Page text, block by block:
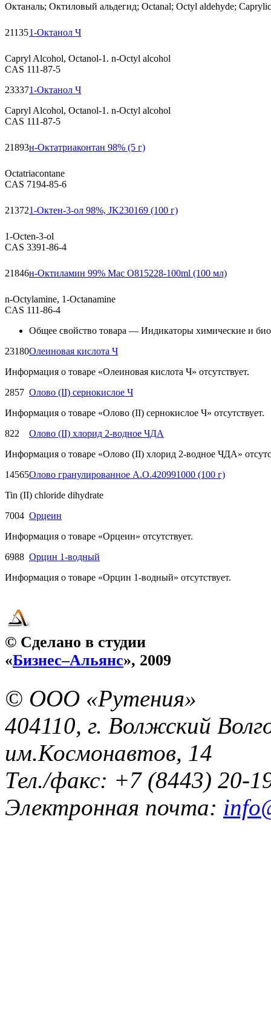
Октаналь; Октиловый альдегид; Octanal; Octyl aldehyde;
211351-Октанол Ч
Capryl Alcohol, Octanol-1. n-Octyl alcohol
CAS 111-87-5
233371-Октанол Ч
Capryl Alcohol, Octanol-1. n-Octyl alcohol
CAS 111-87-5
21893н-Октатриаконтан 98% (5 г)
Octatriacontane
CAS 7194-85-6
213721-Октен-3-ол 98%, JK230169 (100 г)
1-Octen-3-ol
CAS 3391-86-4
21846н-Октиламин 99% Мас O815228-100ml (100 мл)
n-Octylamine, 1-Octanamine
CAS 111-86-4
Общее свойство товара — Индикаторы химические и
23180Олеиновая кислота Ч
Информация о товаре «Олеиновая кислота Ч» отсутствует.
2857 Олово (II) сернокислое Ч
Информация о товаре «Олово (II) сернокислое Ч» отсутствует.
822
Олово (II) хлорид 2-водное ЧДА
Информация о товаре «Олово (II) хлорид 2-водное ЧДА»
14565Олово гранулированное A.O.420991000 (100 г)
Tin (II) chloride dihydrate
7004 Орцеин
Информация о товаре «Орцеин» отсутствует.
6988 Орцин 1-водный
Информация о товаре «Орцин 1-водный» отсутствует.
© Сделано в студии
«Бизнес–Альянс», 2009
© ООО «Рутения»
404110, г. Волжский
им.Космонавтов, 14
Тел./факс: +7 (8443) 20-
Электронная почта: